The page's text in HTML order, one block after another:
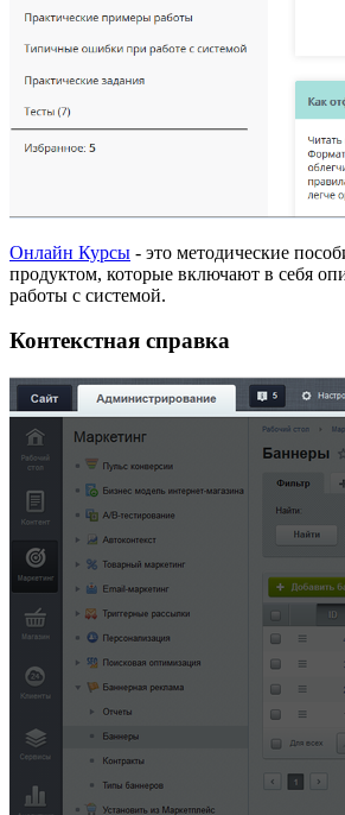
Онлайн Курсы - это методические
продуктом, которые включают в себя
работы с системой.
Контекстная справка